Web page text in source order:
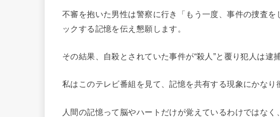
不審を抱いた男性は警察に行き「もう一度、事件の捜査
ックする記憶を伝え懇願します。
その結果、自殺とされていた事件が“殺人”と覆り犯人は逮
私はこのテレビ番組を見て、記憶を共有する現象にかなり
人間の記憶って脳やハートだけが覚えているわけではな